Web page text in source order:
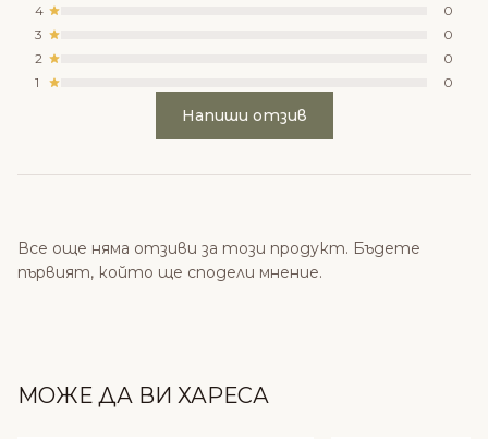
4
0
3
0
2
0
1
0
Напиши отзив
Все още няма отзиви за този продукт. Бъдете
първият, който ще сподели мнение.
МОЖЕ ДА ВИ ХАРЕСА